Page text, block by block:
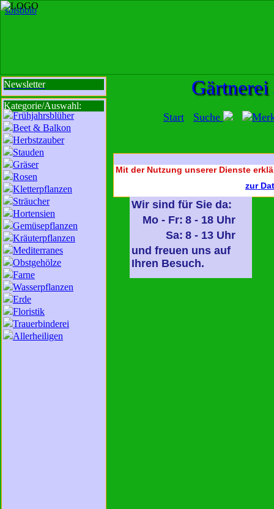
sbisbbib
Start Suche
Gärtnerei
Newsletter
Kategorie/Auswahl:
Frühjahrsblüher
Beet & Balkon
Herbstzauber
Stauden
Gräser
Rosen
Kletterpflanzen
Sträucher
Hortensien
Gemüsepflanzen
Kräuterpflanzen
Mediterranes
Obstgehölze
Farne
Wasserpflanzen
Erde
Floristik
Trauerbinderei
Allerheiligen
Wir sind für Sie da:
Mo - Fr: 8 - 18 Uhr
Sa: 8 - 13 Uhr
und freuen uns auf
Ihren Besuch.
Mit der Nutzung unserer Dienste
zur